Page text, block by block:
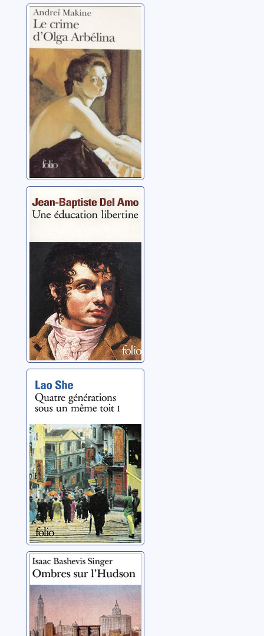
Le crime d'Olga
Arbélina
Makine, Andreï
Une éducation
libertine
Quatre
générations sous
un même toit: 01
Lao, She
Ombres sur
l'Hudson
Singer, Isaac Bashevis